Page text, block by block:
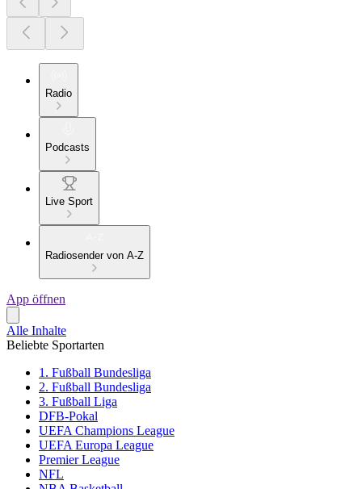
Radio
Podcasts
Live Sport
Radiosender von A-Z
App öffnen
Alle Inhalte
Beliebte Sportarten
1. Fußball Bundesliga
2. Fußball Bundesliga
3. Fußball Liga
DFB-Pokal
UEFA Champions League
UEFA Europa League
Premier League
NFL